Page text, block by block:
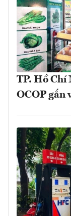
TP. Hồ Chí
OCOP gắn